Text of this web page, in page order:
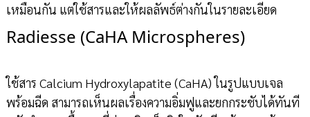
เหมือนกัน แต่ใช้สารและให้ผลลัพธ์ต่างกันในรายละเอียด
Radiesse (CaHA Microspheres)
ใช้สาร Calcium Hydroxylapatite (CaHA) ในรูปแบบเจล
พร้อมฉีด สามารถเห็นผลเรื่องความอิ่มฟูและยกกระชับได้ทันที